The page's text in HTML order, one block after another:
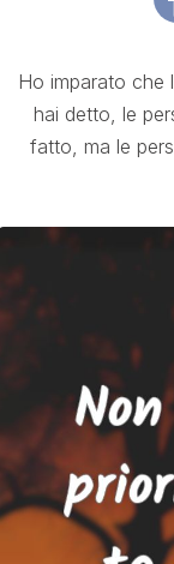
Ho imparato che
hai detto, le
fatto, ma le